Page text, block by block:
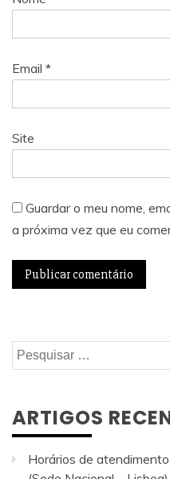
Email *
Site
Guardar o meu nome,
a próxima vez que eu
Pesquisar
por:
ARTIGOS
Horários de